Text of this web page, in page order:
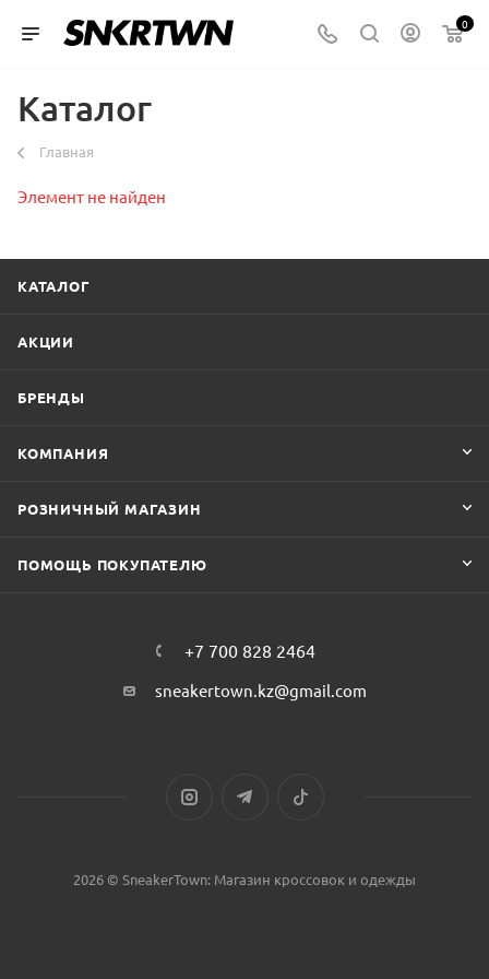
0
Каталог
Главная
Элемент не найден
КАТАЛОГ
АКЦИИ
БРЕНДЫ
КОМПАНИЯ
РОЗНИЧНЫЙ МАГАЗИН
ПОМОЩЬ ПОКУПАТЕЛЮ
+7 700 828 2464
sneakertown.kz@gmail.com
2026 © SneakerTown: Магазин кроссовок и одежды